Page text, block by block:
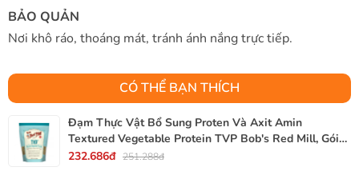
BẢO QUẢN
Nơi khô ráo, thoáng mát, tránh ánh nắng trực tiếp.
CÓ THỂ BẠN THÍCH
Đạm Thực Vật Bổ Sung Proten Và Axit Amin
Textured Vegetable Protein TVP Bob's Red Mill, Gói
340g, 12 Oz.
232.686đ 251.288đ